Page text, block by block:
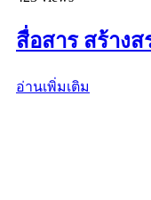
สื่อสาร สร้าง
อ่านเพิ่มเติม